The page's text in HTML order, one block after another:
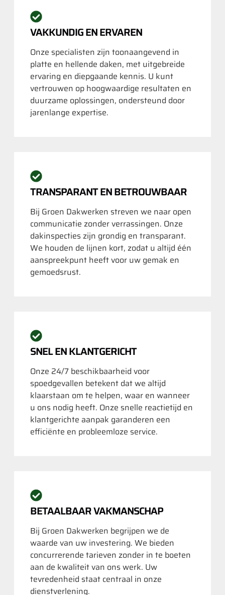
VAKKUNDIG EN ERVAREN
Onze specialisten zijn toonaangevend in
platte en hellende daken, met uitgebreide
ervaring en diepgaande kennis. U kunt
vertrouwen op hoogwaardige resultaten en
duurzame oplossingen, ondersteund door
jarenlange expertise.
TRANSPARANT EN BETROUWBAAR
Bij Groen Dakwerken streven we naar open
communicatie zonder verrassingen. Onze
dakinspecties zijn grondig en transparant.
We houden de lijnen kort, zodat u altijd één
aanspreekpunt heeft voor uw gemak en
gemoedsrust.
SNEL EN KLANTGERICHT
Onze 24/7 beschikbaarheid voor
spoedgevallen betekent dat we altijd
klaarstaan om te helpen, waar en wanneer
u ons nodig heeft. Onze snelle reactietijd en
klantgerichte aanpak garanderen een
efficiënte en probleemloze service.
BETAALBAAR VAKMANSCHAP
Bij Groen Dakwerken begrijpen we de
waarde van uw investering. We bieden
concurrerende tarieven zonder in te boeten
aan de kwaliteit van ons werk. Uw
tevredenheid staat centraal in onze
dienstverlening.